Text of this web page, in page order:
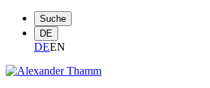
Suche
DE
DEEN